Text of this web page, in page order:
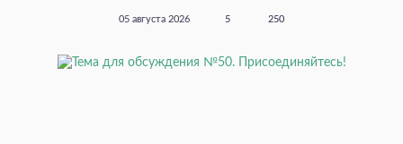
05 августа 2026 5 250